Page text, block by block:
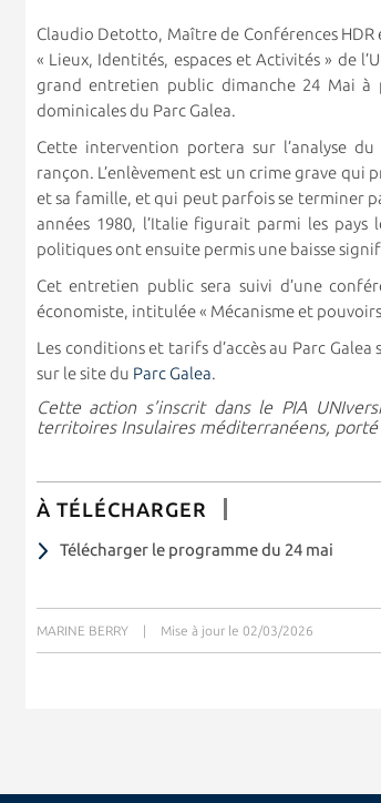
Claudio Detotto, Maître de Conférences
« Lieux, Identités, espaces et Activités » de
grand entretien public dimanche 24 Mai à
dominicales du Parc Galea.
Cette intervention portera sur l’analyse
rançon. L’enlèvement est un crime grave
et sa famille, et qui peut parfois se terminer
années 1980, l’Italie figurait parmi les
politiques ont ensuite permis une baisse
Cet entretien public sera suivi d’une
économiste, intitulée « Mécanisme et
Les conditions et tarifs d’accès au Parc
sur le site du Parc Galea.
Cette action s’inscrit dans le PIA
territoires Insulaires méditerranéens, porté
À TÉLÉCHARGER
Télécharger le programme du 24 mai
MARINE BERRY | Mise à jour le 02/03/2026